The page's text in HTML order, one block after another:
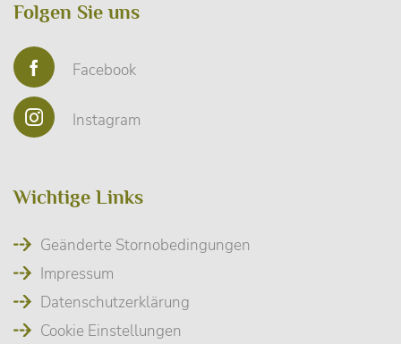
Folgen Sie uns
Facebook
Instagram
Wichtige Links
Geänderte Stornobedingungen
Impressum
Datenschutzerklärung
Cookie Einstellungen